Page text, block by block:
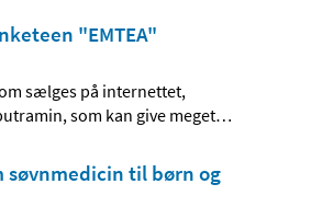
"EMTEA"
sælges på internettet,
som kan give meget…
søvnmedicin til børn og